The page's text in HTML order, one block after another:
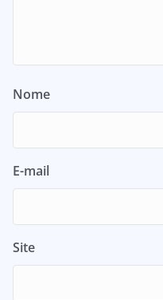
Nome
E-mail
Site